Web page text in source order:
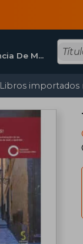
Provincia De Madrid
Libros importados